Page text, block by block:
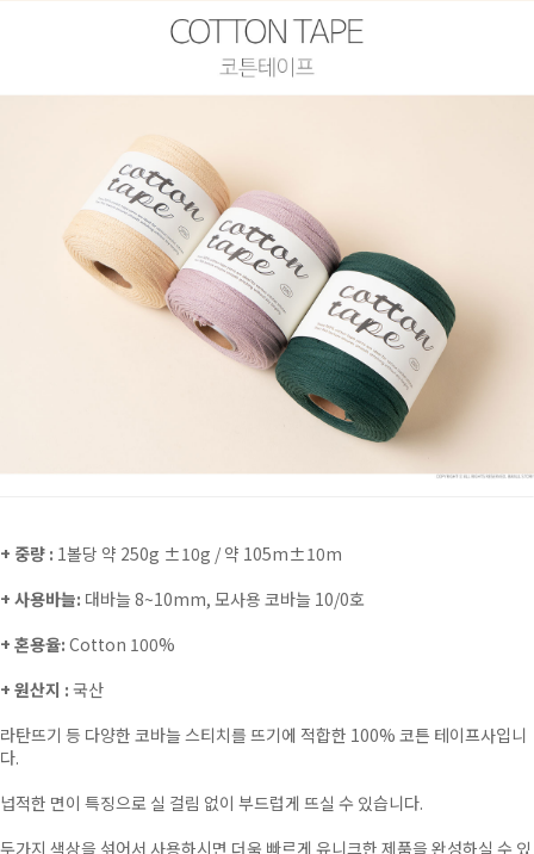
+ 중량 : 1볼당 약 250g ±10g / 약 105m±10m
+ 사용바늘: 대바늘 8~10mm, 모사용 코바늘 10/0호
+ 혼용율: Cotton 100%
+ 원산지 : 국산
라탄뜨기 등 다양한 코바늘 스티치를 뜨기에 적합한 100% 코튼 테이프사입니
다.
넙적한 면이 특징으로 실 걸림 없이 부드럽게 뜨실 수 있습니다.
두가지 색상을 섞어서 사용하시면 더욱 빠르게 유니크한 제품을 완성하실 수 있